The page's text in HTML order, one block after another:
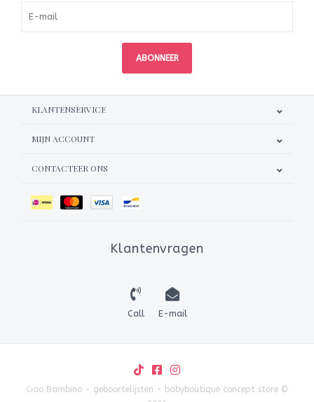
ABONNEER
KLANTENSERVICE
MIJN ACCOUNT
CONTACTEER ONS
Klantenvragen
Call E-mail
Ciao Bambino - geboortelijsten - babyboutique concept store ©